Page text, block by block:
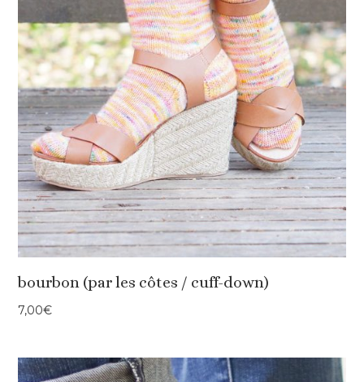
bourbon (par les côtes / cuff-down)
7,00€